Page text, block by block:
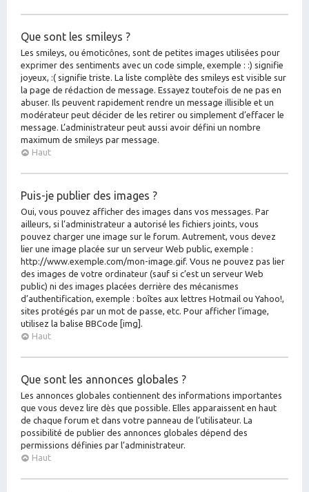
Que sont les smileys ?
Les smileys, ou émoticônes, sont de petites images utilisées pour
exprimer des sentiments avec un code simple, exemple : :) signifie
joyeux, :( signifie triste. La liste complète des smileys est visible sur
la page de rédaction de message. Essayez toutefois de ne pas en
abuser. Ils peuvent rapidement rendre un message illisible et un
modérateur peut décider de les retirer ou simplement d’effacer le
message. L’administrateur peut aussi avoir défini un nombre
maximum de smileys par message.
Haut
Puis-je publier des images ?
Oui, vous pouvez afficher des images dans vos messages. Par
ailleurs, si l’administrateur a autorisé les fichiers joints, vous
pouvez charger une image sur le forum. Autrement, vous devez
lier une image placée sur un serveur Web public, exemple :
http://www.exemple.com/mon-image.gif. Vous ne pouvez pas lier
des images de votre ordinateur (sauf si c’est un serveur Web
public) ni des images placées derrière des mécanismes
d’authentification, exemple : boîtes aux lettres Hotmail ou Yahoo!,
sites protégés par un mot de passe, etc. Pour afficher l’image,
utilisez la balise BBCode [img].
Haut
Que sont les annonces globales ?
Les annonces globales contiennent des informations importantes
que vous devez lire dès que possible. Elles apparaissent en haut
de chaque forum et dans votre panneau de l’utilisateur. La
possibilité de publier des annonces globales dépend des
permissions définies par l’administrateur.
Haut